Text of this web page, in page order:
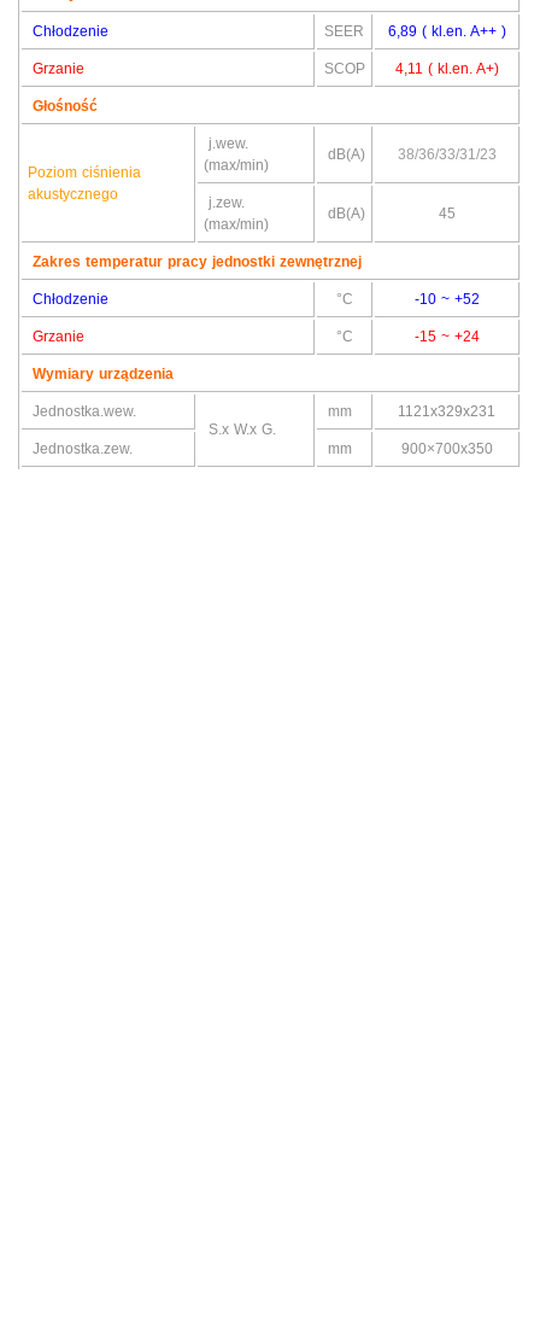
Chłodzenie SEER 6,89 ( kl.en. A++ )
Grzanie SCOP 4,11 ( kl.en. A+)
Głośność
Poziom ciśnienia
akustycznego
j.wew.
(max/min)
dB(A) 38/36/33/31/23
j.zew.
(max/min)
dB(A) 45
Zakres temperatur pracy jednostki zewnętrznej
Chłodzenie °C -10 ~ +52
Grzanie °C -15 ~ +24
Wymiary urządzenia
Jednostka.wew.
S.x W.x G.
mm 1121x329x231
Jednostka.zew. mm 900×700x350